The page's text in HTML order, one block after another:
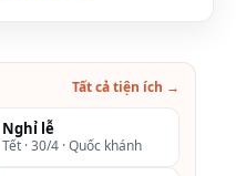
Tất cả tiện ích →
Nghỉ lễ
Tết · 30/4 · Quốc khánh